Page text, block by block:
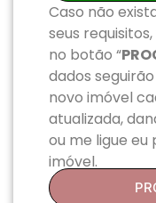
Caso não
seus
no botão “
dados
novo imóvel
atualizada,
ou me ligue
imóvel.